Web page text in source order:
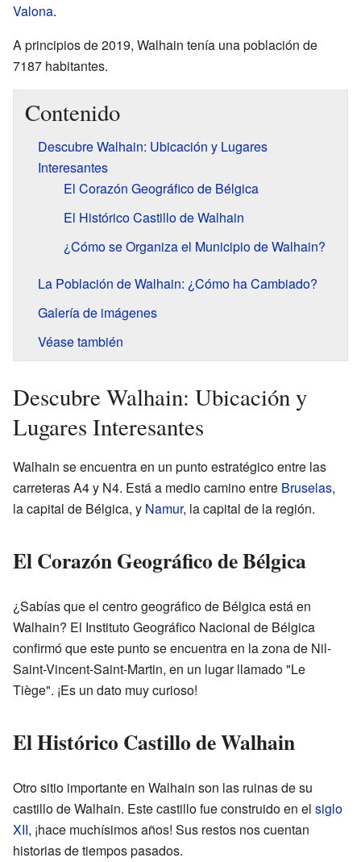
Valona.
A principios de 2019, Walhain tenía una población de
7187 habitantes.
Contenido
Descubre Walhain: Ubicación y Lugares
Interesantes
El Corazón Geográfico de Bélgica
El Histórico Castillo de Walhain
¿Cómo se Organiza el Municipio de Walhain?
La Población de Walhain: ¿Cómo ha Cambiado?
Galería de imágenes
Véase también
Descubre Walhain: Ubicación y
Lugares Interesantes
Walhain se encuentra en un punto estratégico entre las
carreteras A4 y N4. Está a medio camino entre Bruselas,
la capital de Bélgica, y Namur, la capital de la región.
El Corazón Geográfico de Bélgica
¿Sabías que el centro geográfico de Bélgica está en
Walhain? El Instituto Geográfico Nacional de Bélgica
confirmó que este punto se encuentra en la zona de Nil-
Saint-Vincent-Saint-Martin, en un lugar llamado "Le
Tiège". ¡Es un dato muy curioso!
El Histórico Castillo de Walhain
Otro sitio importante en Walhain son las ruinas de su
castillo de Walhain. Este castillo fue construido en el siglo
XII, ¡hace muchísimos años! Sus restos nos cuentan
historias de tiempos pasados.